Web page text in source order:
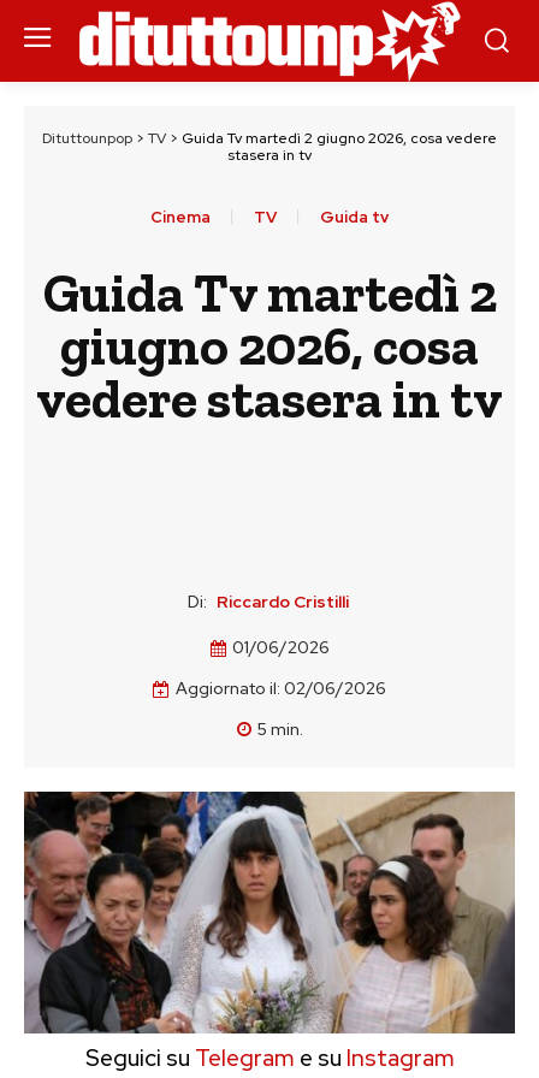
Dituttounpop > TV > Guida Tv martedì 2 giugno 2026, cosa vedere
stasera in tv
Cinema TV Guida tv
Guida Tv martedì 2
giugno 2026, cosa
vedere stasera in tv
Di: Riccardo Cristilli
01/06/2026
Aggiornato il: 02/06/2026
5 min.
Seguici su Telegram e su Instagram